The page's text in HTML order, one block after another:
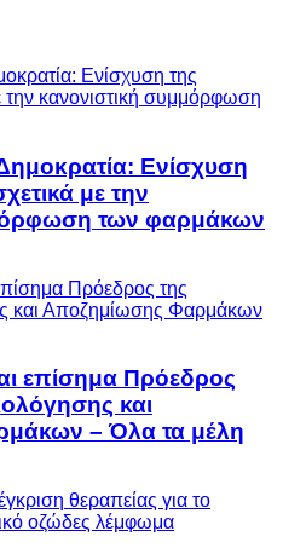
Ενίσχυση
με την
των φαρμάκων
επίσημα Πρόεδρος
και
– Όλα τα μέλη